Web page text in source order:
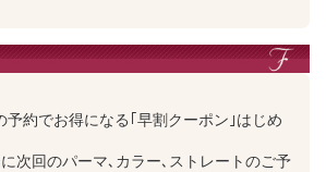
予約でお得になる｢早割クーポン｣はじめ
次回のパーマ､カラー､ストレートのご予